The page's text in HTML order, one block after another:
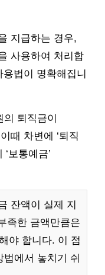
지급하는 경우,
사용하여 처리합
법이 명확해집니
의 퇴직금이
때 차변에 ‘퇴직
보통예금’
잔액이 실제 지
족한 금액만큼은
야 합니다. 이 점
에서 놓치기 쉬